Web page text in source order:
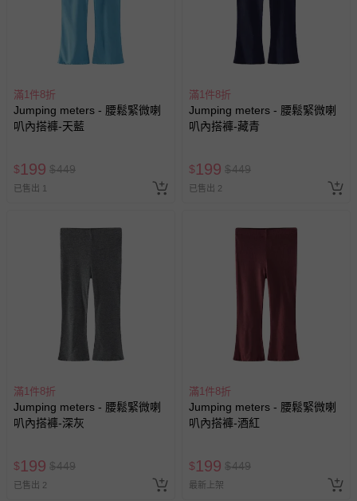
滿1件8折
Jumping meters - 腰鬆緊微喇
叭內搭褲-天藍
$199 $449
已售出 1
滿1件8折
Jumping meters - 腰鬆緊微喇
叭內搭褲-藏青
$199 $449
已售出 2
滿1件8折
Jumping meters - 腰鬆緊微喇
叭內搭褲-深灰
$199 $449
已售出 2
滿1件8折
Jumping meters - 腰鬆緊微喇
叭內搭褲-酒紅
$199 $449
最新上架